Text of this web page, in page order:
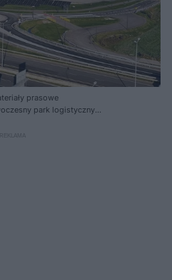
prasowe
park logistyczny